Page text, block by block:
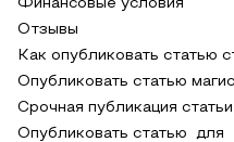
Финансовые условия
Отзывы
Как опубликовать статью
Опубликовать статью
Срочная публикация статьи
Опубликовать статью для